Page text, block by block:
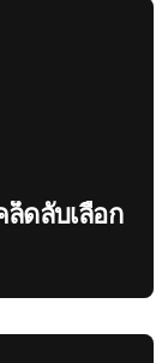
ล็ดลับเลือก